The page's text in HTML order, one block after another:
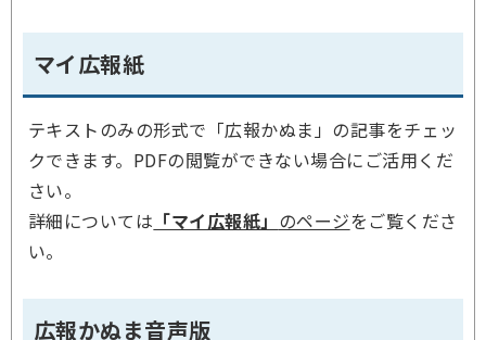
マイ広報紙
テキストのみの形式で「広報かぬま」の記事をチェッ
クできます。PDFの閲覧ができない場合にご活用くだ
さい。
詳細については 「マイ広報紙」 のページをご覧くださ
い。
広報かぬま音声版